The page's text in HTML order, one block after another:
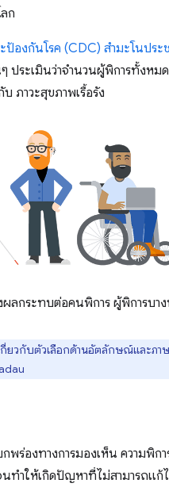
ก
องกันโรค (CDC) สำมะโนประ
ประเมินว่าจำนวนผู้พิการทั้งหม
ภาวะสุขภาพเรื้อรัง
กระทบต่อคนพิการ ผู้พิการบา
ยวกับตัวเลือกด้านอัตลักษณ์และภาษ
พร่องทางการมองเห็น ความพิกา
ทำให้เกิดปัญหาที่ไม่สามารถแก้